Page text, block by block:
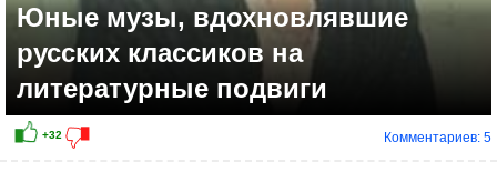
Юные музы, вдохновлявшие
русских классиков на
литературные подвиги
Комментариев: 5